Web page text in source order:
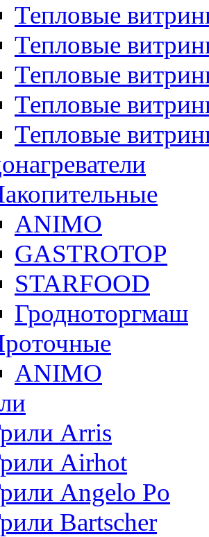
Тепловые
Тепловые
Тепловые
Тепловые
Тепловые
ANIMO
GASTROTOP
STARFOOD
Гродноторгмаш
ANIMO
Arris
Airhot
Angelo Po
Bartscher